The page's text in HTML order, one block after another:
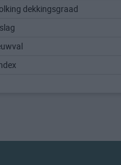
dekkingsgraad